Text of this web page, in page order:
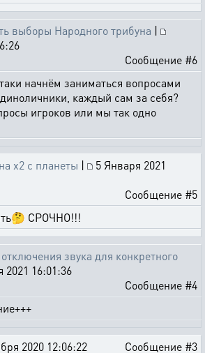
выборы Народного трибуна |
Сообщение #6
начнём заниматься вопросами
каждый сам за себя?
игроков или мы так одно
x2 с планеты |
5 Января 2021
Сообщение #5
СРОЧНО!!!
звука для конкретного
2021 16:01:36
Сообщение #4
2020 12:06:22 Сообщение #3